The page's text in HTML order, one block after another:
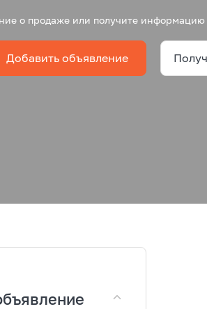
о продаже или получите
Добавить объявление